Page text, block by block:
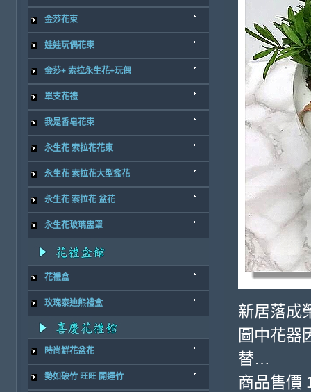
金莎花束
娃娃玩偶花束
金莎+ 索拉永生花+玩偶
單支花禮
我是香皂花束
永生花 索拉花花束
永生花 索拉花大型盆花
永生花 索拉花 盆花
永生花玻璃盅罩
花禮盒
玫瑰泰迪熊禮盒
時尚鮮花盆花
勢如破竹 旺旺 開運竹
新居落成
圖中花器
替…
商品售價